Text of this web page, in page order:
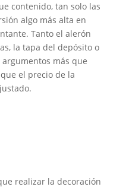
contenido, tan solo las
algo más alta en
Tanto el alerón
la tapa del depósito o
más que
el precio de la
realizar la decoración